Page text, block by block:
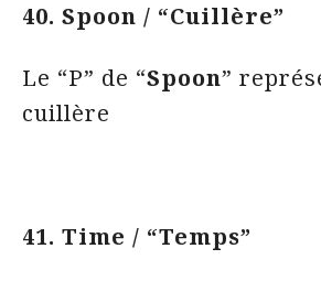
40. Spoon / “Cuillère”
Le “P” de “Spoon”
cuillère
41. Time / “Temps”